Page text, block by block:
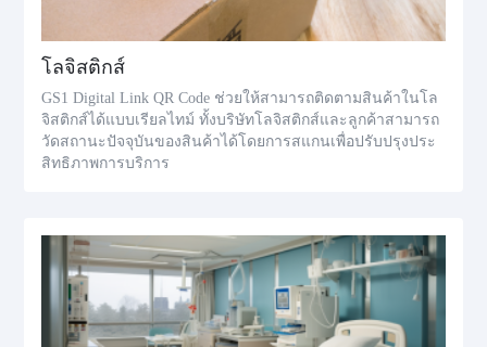
โลจิสติกส์
GS1 Digital Link QR Code ช่วยให้สามารถติดตามสินค้าในโล
จิสติกส์ได้แบบเรียลไทม์ ทั้งบริษัทโลจิสติกส์และลูกค้าสามารถ
วัดสถานะปัจจุบันของสินค้าได้โดยการสแกนเพื่อปรับปรุงประ
สิทธิภาพการบริการ